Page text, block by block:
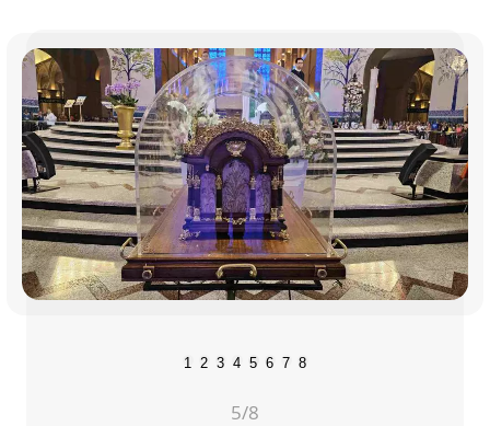
1 2 3 4 5 6 7 8
6/8